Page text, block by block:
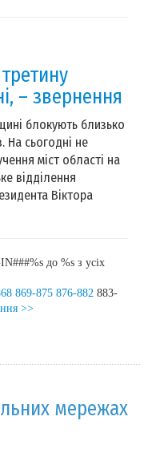
– звернення
блокують близько
На сьогодні не
міст області на
відділення
Віктора
до %s з усіх
869-875 876-882 883-
>>
мережах